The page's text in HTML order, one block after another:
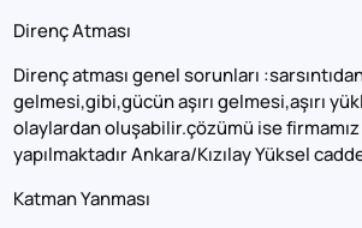
Direnç Atması
Direnç atması genel sorunları
gelmesi,gibi,gücün aşırı gelmesi,aşırı
olaylardan oluşabilir.çözümü ise
yapılmaktadır Ankara/Kızılay Yüksel
Katman Yanması